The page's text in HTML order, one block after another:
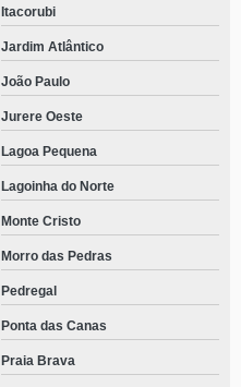
Itacorubi
Jardim Atlântico
João Paulo
Jurere Oeste
Lagoa Pequena
Lagoinha do Norte
Monte Cristo
Morro das Pedras
Pedregal
Ponta das Canas
Praia Brava